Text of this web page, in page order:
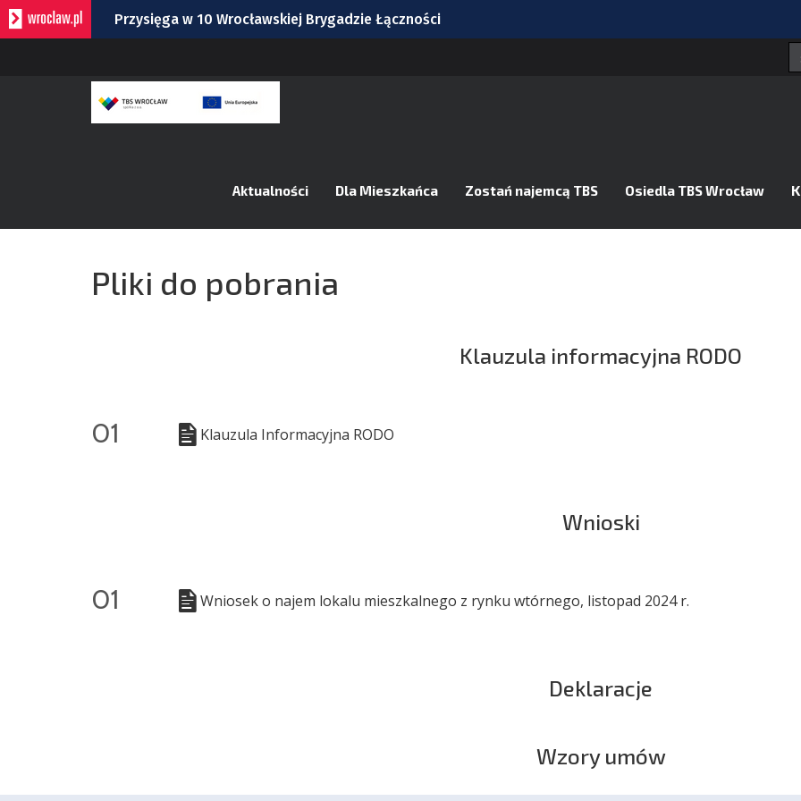
Przysięga w 10 Wrocławskiej Brygadzie Łączności
Remont torów na Stawowej i Peronowej. Od 8 sierpnia zmiany dla kierowców i pasażerów MPK
Aktualności Dla Mieszkańca Zostań najemcą TBS Osiedla TBS Wrocław
Pliki do pobrania
Klauzula informacyjna RODO
01 Klauzula Informacyjna RODO
Wnioski
01 Wniosek o najem lokalu mieszkalnego z rynku wtórnego, listopad 2024 r.
Deklaracje
Wzory umów